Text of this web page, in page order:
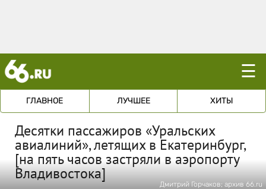
☰
ГЛАВНОЕ ЛУЧШЕЕ ХИТЫ
Десятки пассажиров «Уральских
авиалиний», летящих в Екатеринбург,
[на пять часов застряли в аэропорту
Владивостока]
Дмитрий Горчаков; архив 66.ru